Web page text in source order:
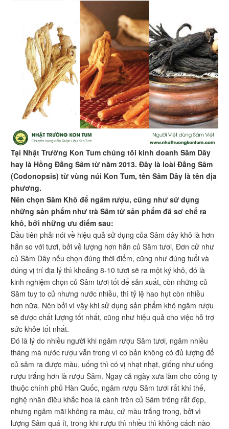
Tại Nhật Trường Kon Tum chúng tôi kinh doanh Sâm Dây
hay là Hồng Đẳng Sâm từ năm 2013. Đây là loài Đẳng Sâm
(Codonopsis) từ vùng núi Kon Tum, tên Sâm Dây là tên địa
phương.
Nên chọn Sâm Khô để ngâm rượu, cũng như sử dụng
những sản phẩm như trà Sâm từ sản phẩm đã sơ chế ra
khô, bởi những ưu điểm sau:
Đầu tiên phải nói về hiệu quả sử dụng của Sâm dây khô là hơn
hẳn so với tươi, bởi về lượng hơn hẳn củ Sâm tươi, Đơn cử như
củ Sâm Dây nếu chọn đúng thời điểm, cũng như đúng tuổi và
đúng vị trí địa lý thì khoảng 8-10 tươi sẽ ra một ký khô, đó là
kinh nghiệm chọn củ Sâm tươi tốt để sản xuất, còn những củ
Sâm tuy to củ nhưng nước nhiều, thì tỷ lệ hao hụt còn nhiều
hơn nữa. Nên bởi vì vậy khi sử dụng sản phẩm khô ngâm rượu
sẽ được chất lượng tốt nhất, cũng như hiệu quả cho việc hỗ trợ
sức khỏe tốt nhất.
Đó là lý do nhiều người khi ngâm rượu Sâm tươi, ngâm nhiều
tháng mà nước rượu vẫn trong vì cơ bản không có đủ lượng để
củ sâm ra được màu, uống thì có vị nhạt nhạt, giống như uống
rượu trắng hơn là rượu Sâm. Ngay cả ngày xưa làm cho công ty
thuộc chính phủ Hàn Quốc, ngâm rượu Sâm tươi rất khí thế,
nghệ nhân điêu khắc hoa lá cành trên củ Sâm trông rất đẹp,
nhưng ngâm mãi không ra màu, cứ màu trắng trong, bởi vì
lượng Sâm quá ít, trong khi rượu thì nhiều thì không cách nào